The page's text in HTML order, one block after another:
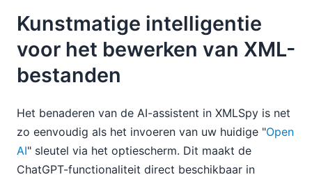
Kunstmatige intelligentie
voor het bewerken van XML-
bestanden
Het benaderen van de AI-assistent in XMLSpy is net
zo eenvoudig als het invoeren van uw huidige "Open
AI" sleutel via het optiescherm. Dit maakt de
ChatGPT-functionaliteit direct beschikbaar in